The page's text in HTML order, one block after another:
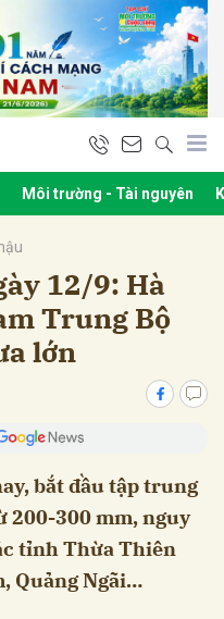
Môi trường - Tài nguyên
12/9: Hà
Trung Bộ
lớn
bắt đầu tập trung
200-300 mm, nguy
tỉnh Thừa Thiên
Quảng Ngãi…